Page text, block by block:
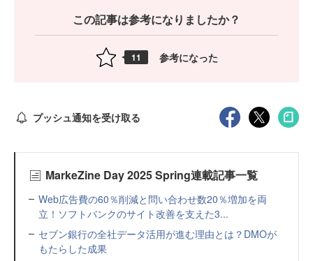
この記事は参考になりましたか？
11 参考になった
プッシュ通知を受け取る
MarkeZine Day 2025 Spring連載記事一覧
Web広告費の60％削減と問い合わせ数20％増加を両
立！ソフトバンクのサイト改善を支えた3...
セブン銀行の全社データ活用が進む理由とは？DMOが
もたらした成果